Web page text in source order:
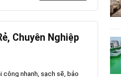
Chuyên Nghiệp
công nhanh, sạch sẽ, bảo